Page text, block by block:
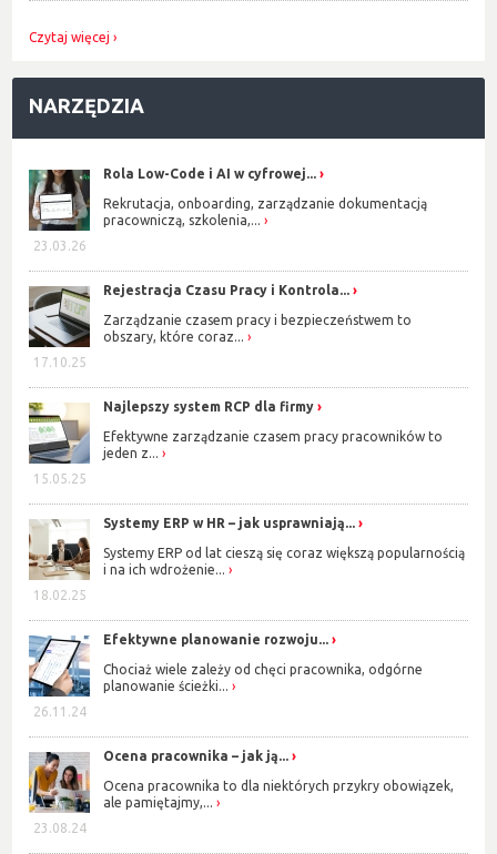
Czytaj więcej
NARZĘDZIA
23.03.26
Rola Low-Code i AI w cyfrowej...
Rekrutacja, onboarding, zarządzanie dokumentacją
pracowniczą, szkolenia,...
17.10.25
Rejestracja Czasu Pracy i Kontrola...
Zarządzanie czasem pracy i bezpieczeństwem to
obszary, które coraz...
15.05.25
Najlepszy system RCP dla firmy
Efektywne zarządzanie czasem pracy pracowników to
jeden z...
18.02.25
Systemy ERP w HR – jak usprawniają...
Systemy ERP od lat cieszą się coraz większą popularnością
i na ich wdrożenie...
26.11.24
Efektywne planowanie rozwoju...
Chociaż wiele zależy od chęci pracownika, odgórne
planowanie ścieżki...
23.08.24
Ocena pracownika – jak ją...
Ocena pracownika to dla niektórych przykry obowiązek,
ale pamiętajmy,...